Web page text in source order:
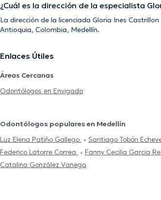
¿Cuál es la dirección de la especialista
La dirección de la licenciada Gloria Ines
Antioquia, Colombia, Medellín.
Enlaces Útiles
Áreas Cercanas
Odontólogos en Envigado
Odontólogos populares en Medellín
Luz Elena Patiño Gallego
Santiago Tobón
Federico Latorre Correa
Fanny Cecilia Garcia
Catalina González Vanega